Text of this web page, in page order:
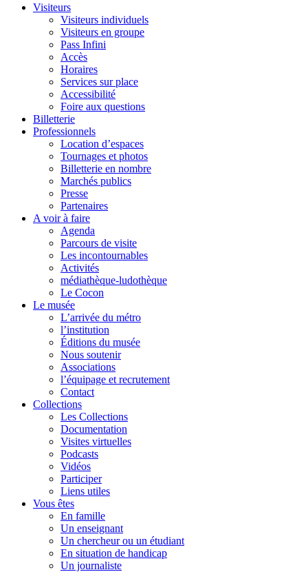
Visiteurs
Visiteurs individuels
Visiteurs en groupe
Pass Infini
Accès
Horaires
Services sur place
Accessibilité
Foire aux questions
Billetterie
Professionnels
Location d’espaces
Tournages et photos
Billetterie en nombre
Marchés publics
Presse
Partenaires
A voir à faire
Agenda
Parcours de visite
Les incontournables
Activités
médiathèque-ludothèque
Le Cocon
Le musée
L’arrivée du métro
l’institution
Éditions du musée
Nous soutenir
Associations
l’équipage et recrutement
Contact
Collections
Les Collections
Documentation
Visites virtuelles
Podcasts
Vidéos
Participer
Liens utiles
Vous êtes
En famille
Un enseignant
Un chercheur ou un étudiant
En situation de handicap
Un journaliste